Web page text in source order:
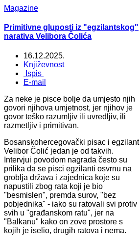
Magazine
Primitivne gluposti iz "egzilantskog"
narativa Velibora Čolića
16.12.2025.
Književnost
Ispis
E-mail
Za neke je pisce bolje da umjesto njih
govori njihova umjetnost, jer njihov je
govor teško razumljiv ili uvredljiv, ili
razmetljiv i primitivan.
Bosanskohercegovački pisac i egzilant
Velibor Čolić jedan je od takvih.
Intervjui povodom nagrada često su
prilika da se pisci egzilanti osvrnu na
groblja država i zajednica koje su
napustili zbog rata koji je bio
"besmislen", premda surov, "bez
pobjednika" - iako su ratovali svi protiv
svih u "građanskom ratu", jer na
"Balkanu" kako on zove prostore s
kojih je iselio, drugih ratova i nema.